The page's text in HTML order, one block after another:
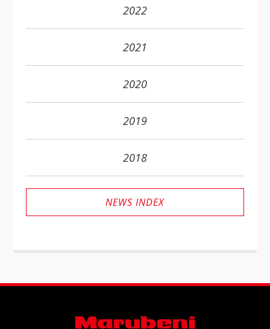
2022
2021
2020
2019
2018
NEWS INDEX